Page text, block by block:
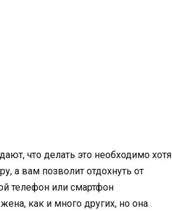
что делать это необходимо хотя
а вам позволит отдохнуть от
телефон или смартфон
как и много других, но она